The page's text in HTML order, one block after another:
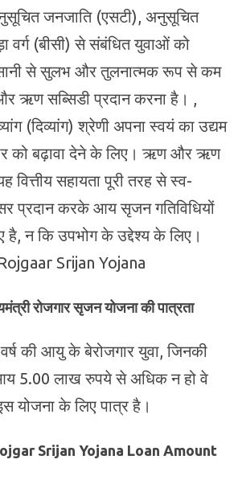
जनजाति (एसटी), अनुसूचित
वर्ग (बीसी) से संबंधित युवाओं को
से सुलभ और तुलनात्मक रूप से कम
ऋण सब्सिडी प्रदान करना है। ,
(दिव्यांग) श्रेणी अपना स्वयं का उद्यम
को बढ़ावा देने के लिए। ऋण और ऋण
वित्तीय सहायता पूरी तरह से स्व-
प्रदान करके आय सृजन गतिविधियों
है, न कि उपभोग के उद्देश्य के लिए।
Srijan Yojana
रोजगार सृजन योजना की पात्रता
की आयु के बेरोजगार युवा, जिनकी
आय 5.00 लाख रुपये से अधिक न हो वे
योजना के लिए पात्र है।
Srijan Yojana Loan Amount